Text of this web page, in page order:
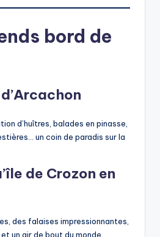
bord de
d’huîtres, balades en pinasse,
un coin de paradis sur la
de Crozon en
des falaises impressionnantes,
un air de bout du monde.